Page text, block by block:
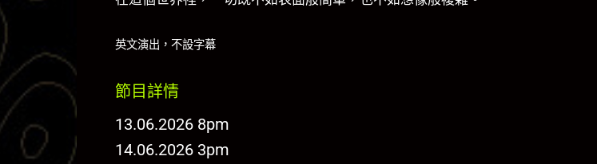
英文演出，不設字幕
節目詳情
13.06.2026 8pm
14.06.2026 3pm